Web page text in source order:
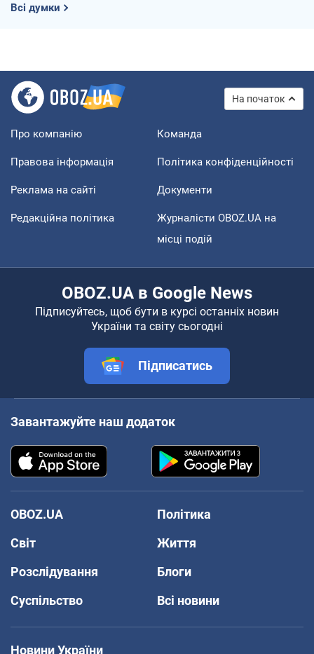
Всі думки
На початок
Про компанію Команда
Правова інформація Політика конфіденційності
Реклама на сайті Документи
Редакційна політика
Журналісти OBOZ.UA на
місці подій
OBOZ.UA в Google News
Підписуйтесь, щоб бути в курсі останніх новин
України та світу сьогодні
Підписатись
Завантажуйте наш додаток
OBOZ.UA
Політика
Світ
Життя
Розслідування
Блоги
Суспільство
Всі новини
Новини України